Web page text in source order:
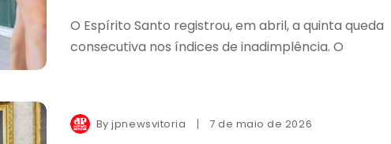
O Espírito Santo registrou, em abril, a quinta queda
consecutiva nos índices de inadimplência. O
Byjpnewsvitoria 7 de maio de 2026